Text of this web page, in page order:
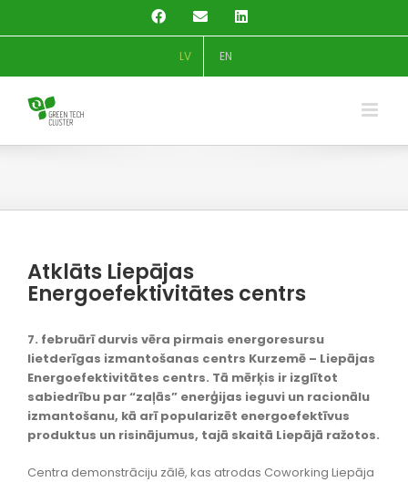
FacebookEmail LinkedIn
LV EN
Atklāts Liepājas
Energoefektivitātes centrs
7. februārī durvis vēra pirmais energoresursu
lietderīgas izmantošanas centrs Kurzemē – Liepājas
Energoefektivitātes centrs. Tā mērķis ir izglītot
sabiedrību par “zaļās” enerģijas ieguvi un racionālu
izmantošanu, kā arī popularizēt energoefektīvus
produktus un risinājumus, tajā skaitā Liepājā ražotos.
Centra demonstrāciju zālē, kas atrodas Coworking Liepāja